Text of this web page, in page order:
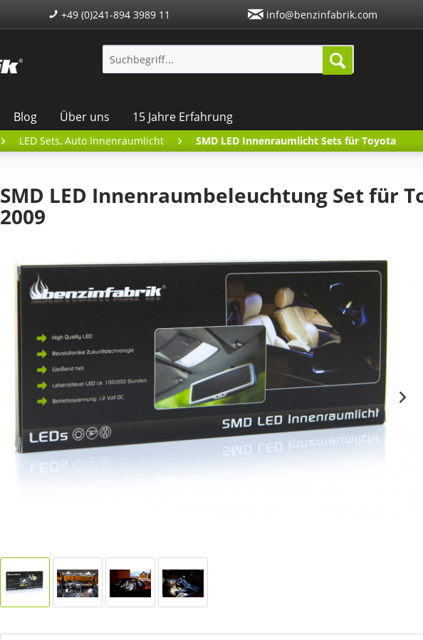
+49 (0)241-894 3989 11 info@benzinfabrik.com
Blog Über uns 15 Jahre Erfahrung
LED Sets, Auto Innenraumlicht SMD LED Innenraumlicht Sets für Toyota
SMD LED Innenraumbeleuchtung Set für
2009